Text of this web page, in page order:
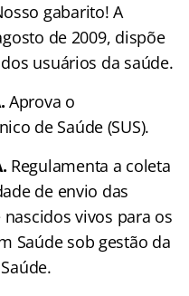
gabarito! A
de 2009, dispõe
usuários da saúde.
Aprova o
de Saúde (SUS).
Regulamenta a coleta
de envio das
vivos para os
Saúde sob gestão da